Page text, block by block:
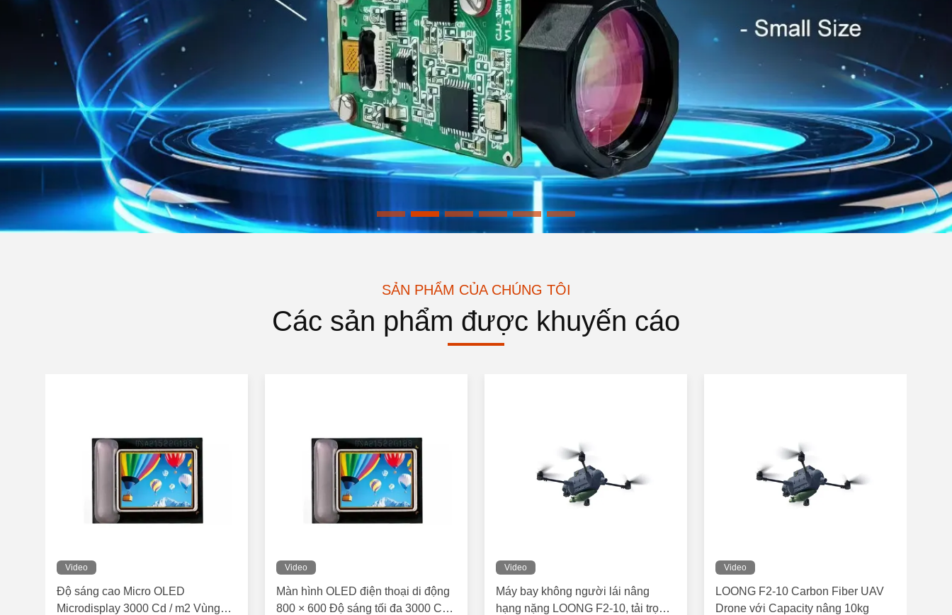
SẢN PHẨM CỦA CHÚNG TÔI
Các sản phẩm được khuyến cáo
Video
Độ sáng cao Micro OLED
Microdisplay 3000 Cd / m2 Vùng
Video
Màn hình OLED điện thoại di động
800 × 600 Độ sáng tối đa 3000 Cd /
Video
Máy bay không người lái nâng
hạng nặng LOONG F2-10, tải trọng
Video
LOONG F2-10 Carbon Fiber UAV
Drone với Capacity nâng 10kg